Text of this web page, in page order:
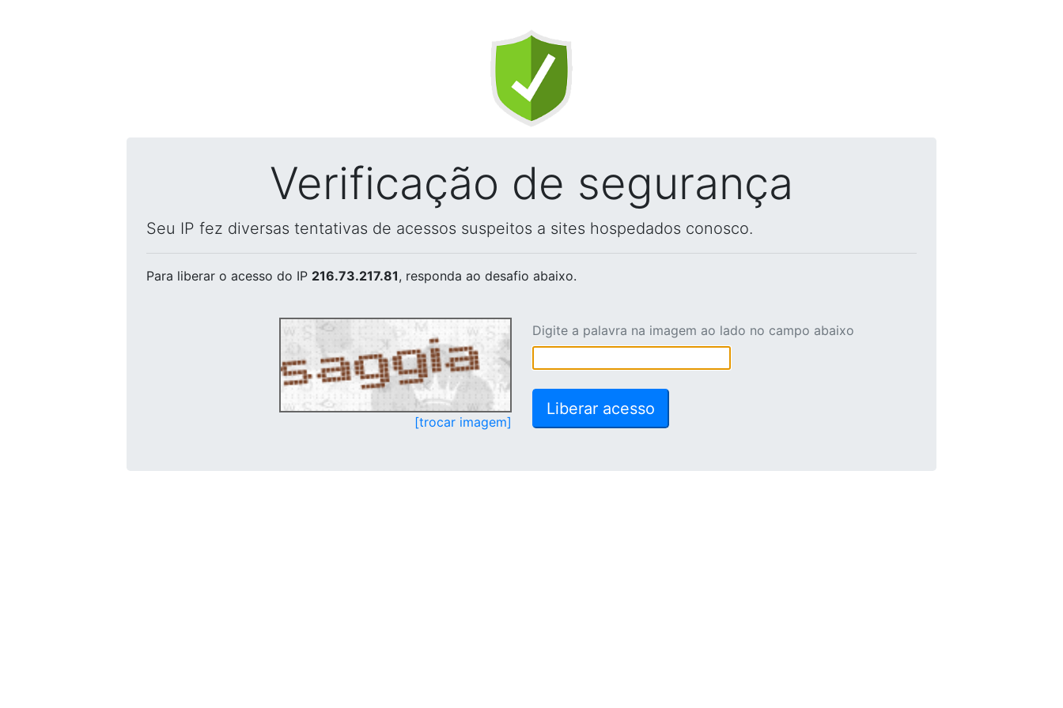
Verificação de segurança
Seu IP fez diversas tentativas de acessos suspeitos a sites hospedados conosco.
Para liberar o acesso do IP 216.73.217.81, responda ao desafio abaixo.
[trocar imagem]
Digite a palavra na imagem ao lado no campo abaixo